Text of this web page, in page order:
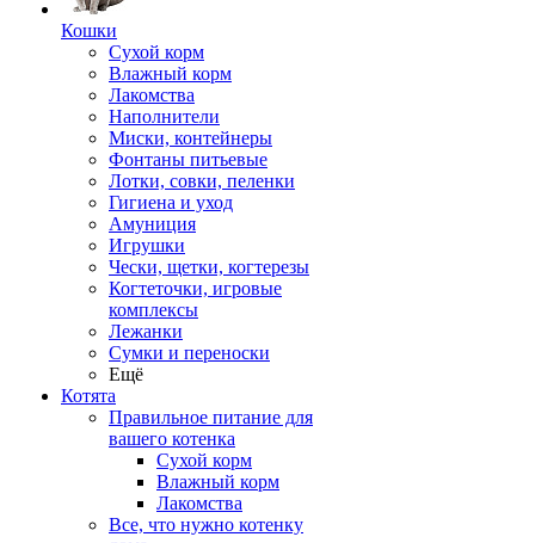
Кошки
Сухой корм
Влажный корм
Лакомства
Наполнители
Миски, контейнеры
Фонтаны питьевые
Лотки, совки, пеленки
Гигиена и уход
Амуниция
Игрушки
Чески, щетки, когтерезы
Когтеточки, игровые
комплексы
Лежанки
Сумки и переноски
Ещё
Котята
Правильное питание для
вашего котенка
Сухой корм
Влажный корм
Лакомства
Все, что нужно котенку